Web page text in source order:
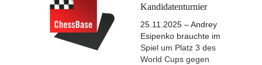
Kandidatenturnier
25.11.2025 – Andrey
Esipenko brauchte im
Spiel um Platz 3 des
World Cups gegen